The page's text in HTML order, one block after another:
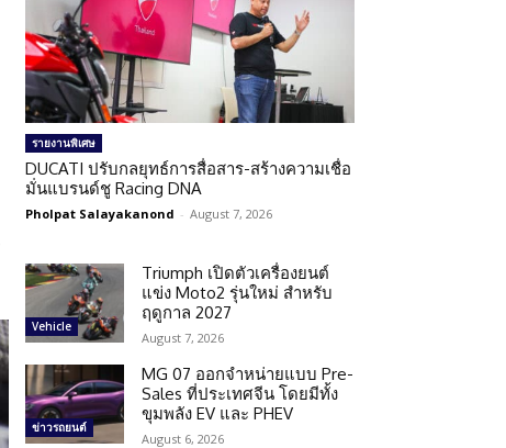
รายงานพิเศษ
DUCATI ปรับกลยุทธ์การสื่อสาร-สร้างความเชื่อ
มั่นแบรนด์ชู Racing DNA
Pholpat Salayakanond - August 7, 2026
Vehicle
Triumph เปิดตัวเครื่องยนต์
แข่ง Moto2 รุ่นใหม่ สำหรับ
ฤดูกาล 2027
August 7, 2026
ข่าวรถยนต์
MG 07 ออกจำหน่ายแบบ Pre-
Sales ที่ประเทศจีน โดยมีทั้ง
ขุมพลัง EV และ PHEV
August 6, 2026